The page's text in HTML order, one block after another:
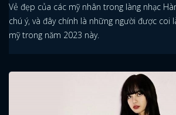
Vẻ đẹp của các mỹ nhân trong làng nhạc
chú ý, và đây chính là những người được coi
mỹ trong năm 2023 này.